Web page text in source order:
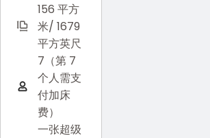
156 平方
米/ 1679
平方英尺
7（第 7
个人需支
付加床
费）
一张超级